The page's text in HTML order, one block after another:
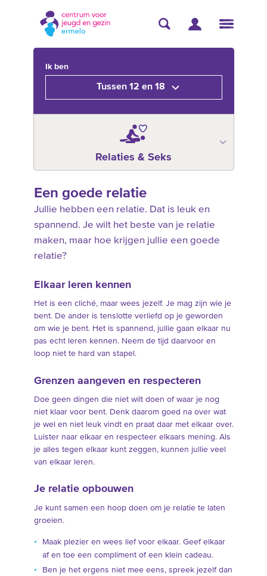
Ik ben
Tussen 12 en 18
Relaties & Seks
Een goede relatie
Jullie hebben een relatie. Dat is leuk en
spannend. Je wilt het beste van je relatie
maken, maar hoe krijgen jullie een goede
relatie?
Elkaar leren kennen
Het is een cliché, maar wees jezelf. Je mag zijn wie je
bent. De ander is tenslotte verliefd op je geworden
om wie je bent. Het is spannend, jullie gaan elkaar nu
pas echt leren kennen. Neem de tijd daarvoor en
loop niet te hard van stapel.
Grenzen aangeven en respecteren
Doe geen dingen die niet wilt doen of waar je nog
niet klaar voor bent. Denk daarom goed na over wat
je wel en niet leuk vindt en praat daar met elkaar over.
Luister naar elkaar en respecteer elkaars mening. Als
je alles tegen elkaar kunt zeggen, kunnen jullie veel
van elkaar leren.
Je relatie opbouwen
Je kunt samen een hoop doen om je relatie te laten
groeien.
Maak plezier en wees lief voor elkaar. Geef elkaar
af en toe een compliment of een klein cadeau.
Ben je het ergens niet mee eens, spreek jezelf dan